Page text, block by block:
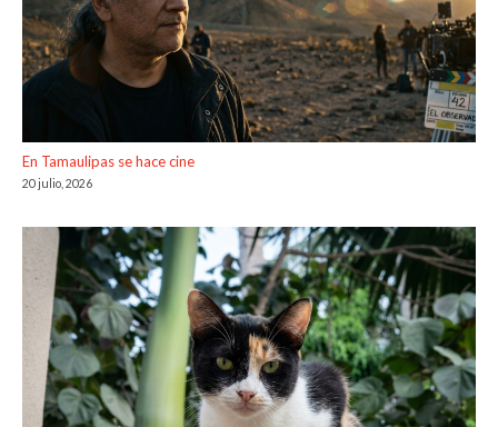
En Tamaulipas se hace cine
20 julio, 2026